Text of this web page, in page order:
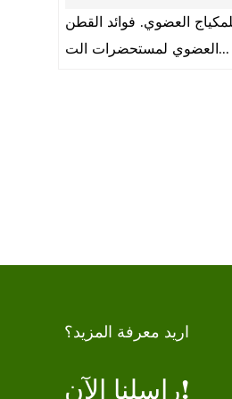
الاستخدام غير المنسوجة
لفة مناديل المطبخ غير المنسوجة
اريد معرفة المزيد؟